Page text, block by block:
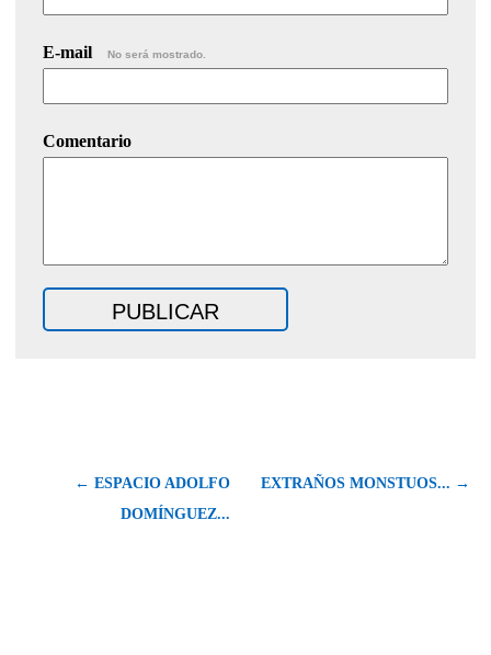
E-mail No será mostrado.
Comentario
← ESPACIO ADOLFO
DOMÍNGUEZ...
EXTRAÑOS MONSTUOS... →